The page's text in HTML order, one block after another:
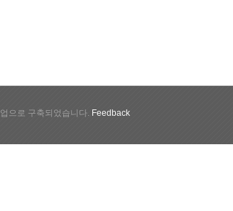
으로 구축되었습니다. Feedback